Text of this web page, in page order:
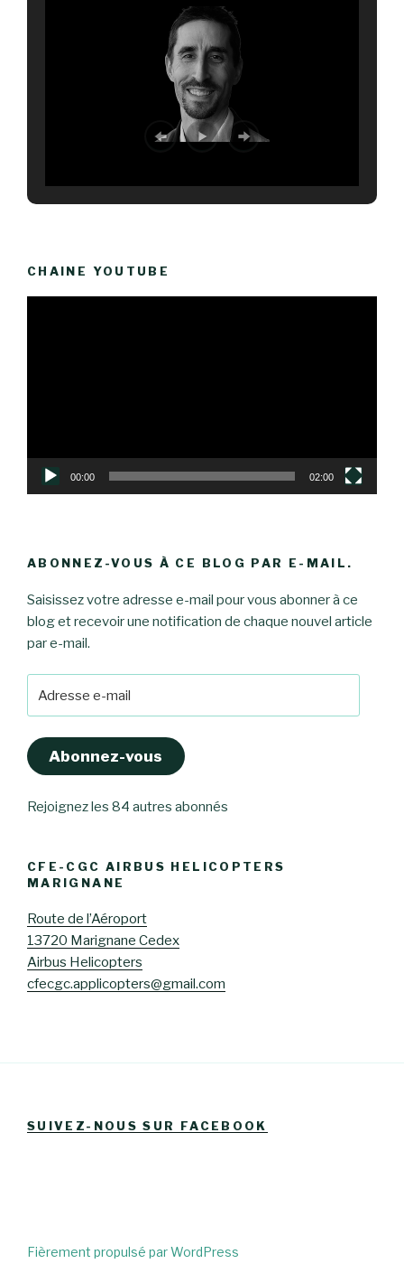
CHAINE YOUTUBE
00:00 02:00
ABONNEZ-VOUS À CE BLOG PAR E-MAIL.
Saisissez votre adresse e-mail pour vous abonner à ce
blog et recevoir une notification de chaque nouvel article
par e-mail.
e-
Abonnez-vous
Rejoignez les 84 autres abonnés
CFE-CGC AIRBUS HELICOPTERS
MARIGNANE
Route de l’Aéroport
13720 Marignane Cedex
Airbus Helicopters
cfecgc.applicopters@gmail.com
SUIVEZ-NOUS SUR FACEBOOK
Fièrement propulsé par WordPress